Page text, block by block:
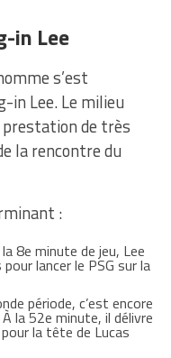
in Lee
s’est
Lee. Le milieu
de très
la rencontre du
:
8e minute de jeu, Lee
lancer le PSG sur la
période, c’est encore
la 52e minute, il délivre
la tête de Lucas